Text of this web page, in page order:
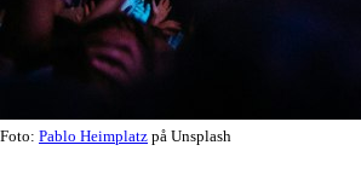
Foto: Pablo Heimplatz på Unsplash